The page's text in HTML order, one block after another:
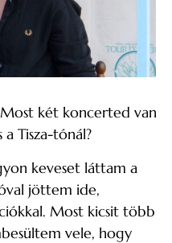
Most két koncerted van
Tisza-tónál?
keveset láttam a
jöttem ide,
Most kicsit több
vele, hogy